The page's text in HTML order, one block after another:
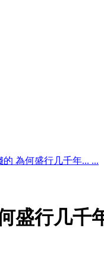
為何盛行几千年... ...
盛行几千